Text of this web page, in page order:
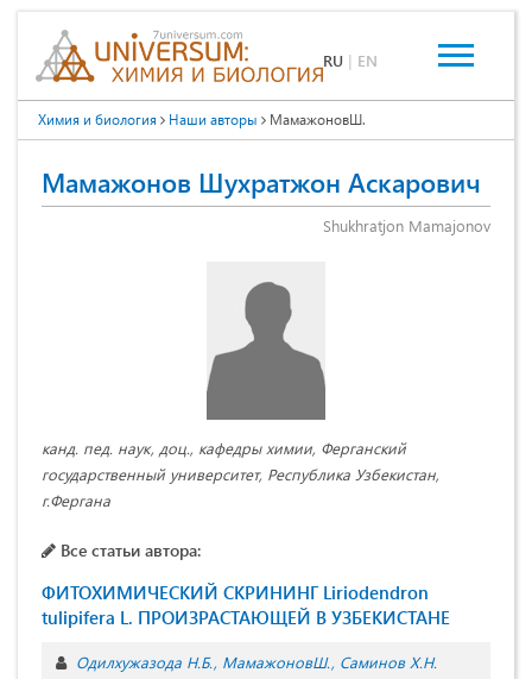
RU | EN
Химия и биология Наши авторы МамажоновШ.
Мамажонов Шухратжон Аскарович
Shukhratjon Mamajonov
канд. пед. наук, доц., кафедры химии, Ферганский
государственный университет, Республика Узбекистан,
г.Фергана
Все статьи автора:
ФИТОХИМИЧЕСКИЙ СКРИНИНГ Liriodendron
tulipifera L. ПРОИЗРАСТАЮЩЕЙ В УЗБЕКИСТАНЕ
Одилхужазода Н.Б. МамажоновШ. Саминов Х.Н.